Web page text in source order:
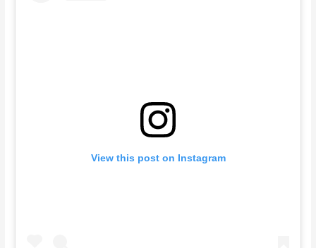
View this post on Instagram